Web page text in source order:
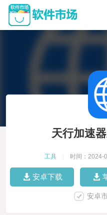
天行加速
工具 时间：2024-
安卓下载
安卓